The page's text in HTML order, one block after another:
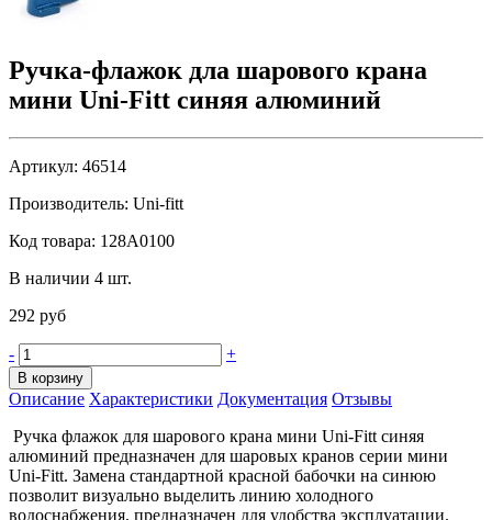
Ручка-флажок дла шарового крана
мини Uni-Fitt синяя алюминий
Артикул: 46514
Производитель: Uni-fitt
Код товара: 128A0100
В наличии 4 шт.
292 руб
- +
В корзину
Описание Характеристики Документация Отзывы
Ручка флажок для шарового крана мини Uni-Fitt синяя
алюминий предназначен для шаровых кранов серии мини
Uni-Fitt. Замена стандартной красной бабочки на синюю
позволит визуально выделить линию холодного
водоснабжения, предназначен для удобства эксплуатации.